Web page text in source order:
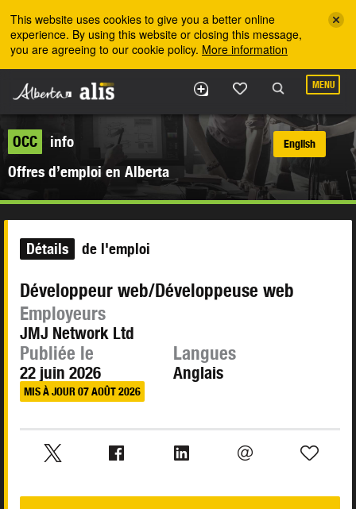
This website uses cookies to give you a better online
experience. By using this website or closing this message,
you are agreeing to our cookie policy. More information
MENU
OCC
info
Offres d’emploi en Alberta
English
Détails de l'emploi
Développeur web/Développeuse web
Employeurs
JMJ Network Ltd
Publiée le
22 juin 2026
MIS À JOUR 07 AOÛT 2026
Langues
Anglais